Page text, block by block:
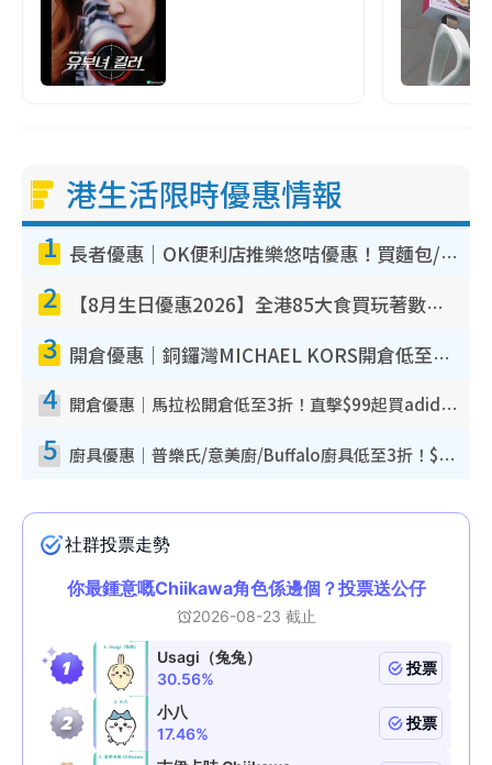
港生活限時優惠情報
1 長者優惠｜OK便利店推樂悠咭優惠！買麵包/牛奶/保健品拍卡即減
2 【8月生日優惠2026】全港85大食買玩著數攻略 自助餐/火鍋放題同行免費＋誠品/DONKI送現金券
3 開倉優惠｜銅鑼灣MICHAEL KORS開倉低至17折！直擊$500起買手袋/銀包/鞋款 必買經典Jet Set系列
4 開倉優惠｜馬拉松開倉低至3折！直擊$99起買adidas／New Balance／Puma鞋款 STANLEY保溫杯劈價至$119起
5 廚具優惠｜普樂氏/意美廚/Buffalo廚具低至3折！$89起買煎鍋／炒鑊／個人鍋 同場小家電激減至$99起